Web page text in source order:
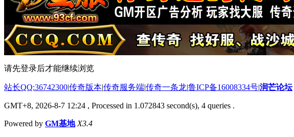
请先登录后才能继续浏览
站长QQ:36742300|传奇版本|传奇服务端|传奇一条龙|鲁ICP备16008334号|润芒论坛
GMT+8, 2026-8-7 12:24 , Processed in 1.072843 second(s), 4 queries .
Powered by GM基地 X3.4